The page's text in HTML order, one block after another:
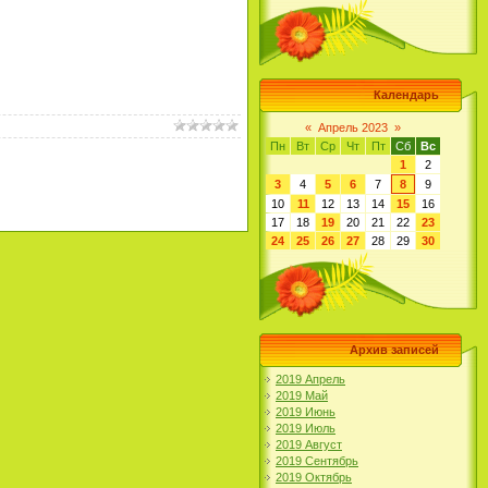
Календарь
« Апрель 2023 »
Пн
Вт Ср Чт Пт Сб
Вс
1
2
3
4 5 6 7 8
9
10
11 12 13 14 15
16
17
18 19 20 21 22
23
24
25 26 27 28 29 30
Архив записей
2019 Апрель
2019 Май
2019 Июнь
2019 Июль
2019 Август
2019 Сентябрь
2019 Октябрь